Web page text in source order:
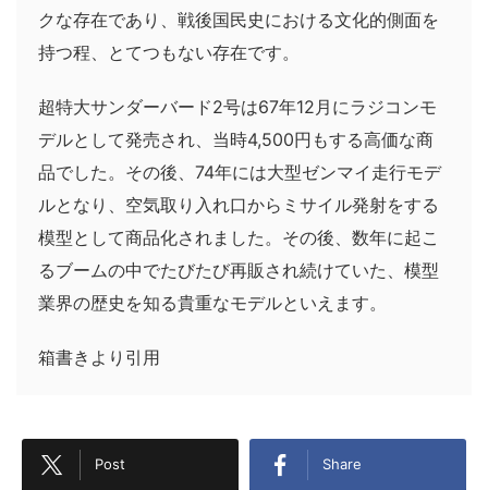
クな存在であり、戦後国民史における文化的側面を
持つ程、とてつもない存在です。
超特大サンダーバード2号は67年12月にラジコンモ
デルとして発売され、当時4,500円もする高価な商
品でした。その後、74年には大型ゼンマイ走行モデ
ルとなり、空気取り入れ口からミサイル発射をする
模型として商品化されました。その後、数年に起こ
るブームの中でたびたび再販され続けていた、模型
業界の歴史を知る貴重なモデルといえます。
箱書きより引用
Post Share